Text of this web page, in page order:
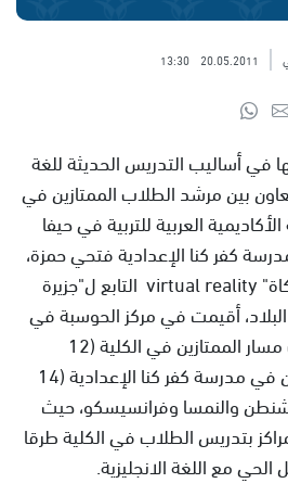
20.05.2011
13:30
أساليب التدريس الحديثة للغة
بين مرشد الطلاب الممتازين في
العربية للتربية في حيفا
كفر كنا الإعدادية فتحي حمزة،
مع برنامج "الحقيقة المحاكاة" virtual reality التابع ل"جزيرة
البلاد، أقيمت في مركز الحوسبة في
الكلية، ورشة عمل لطلاب مسار الممتازين في الكلية (12
طالب)، والطلاب الممتازين في مدرسة كفر كنا الإعدادية (14
والنمسا وفرانسيسكو، حيث
بتدريس الطلاب في الكلية طرقا
مع اللغة الانجليزية.